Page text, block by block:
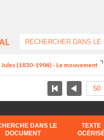
(1830-1904) - Le mouvement
DANS LE
DOCUMENT
TEXTE